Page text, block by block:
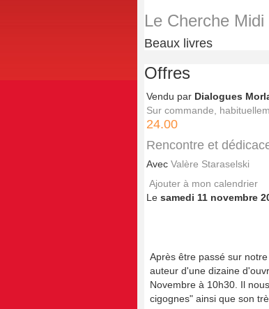
Le Cherche Midi
Beaux livres
Offres
Vendu par Dialogues
Sur commande,
24.00
Rencontre et
Avec Valère Staraselski
Ajouter à mon calendrier
Le samedi 11 novembre
Après être passé sur
auteur d'une dizaine
Novembre à 10h30. Il
cigognes" ainsi que son